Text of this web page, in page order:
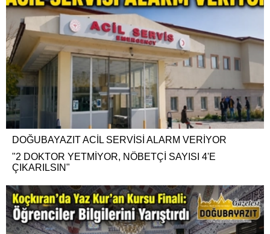
DOĞUBAYAZIT ACİL SERVİSİ ALARM VERİYOR
"2 DOKTOR YETMİYOR, NÖBETÇİ SAYISI 4'E
ÇIKARILSIN"